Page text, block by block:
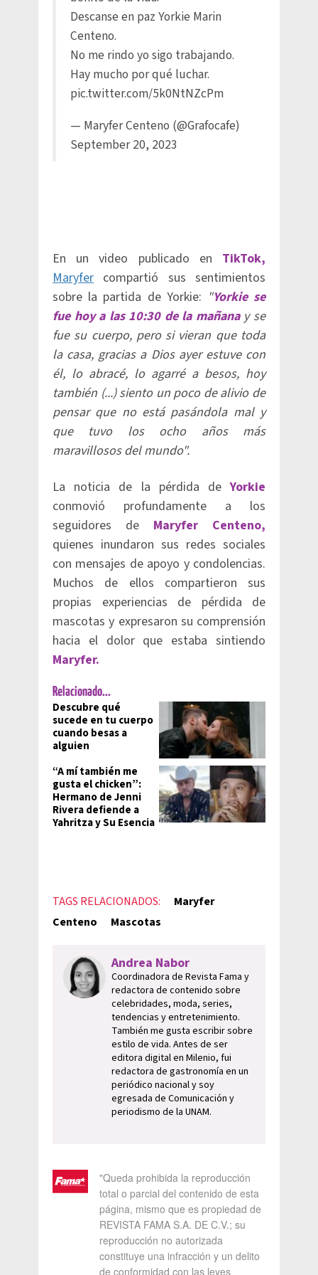
Descanse en paz Yorkie Marin
Centeno.
No me rindo yo sigo trabajando.
Hay mucho por qué luchar.
pic.twitter.com/5k0NtNZcPm
— Maryfer Centeno (@Grafocafe)
September 20, 2023
En un video publicado en TikTok,
Maryfer compartió sus sentimientos
sobre la partida de Yorkie: "Yorkie se
fue hoy a las 10:30 de la mañanay se
fue su cuerpo, pero si vieran que toda
la casa, gracias a Dios ayer estuve con
él, lo abracé, lo agarré a besos, hoy
también (...) siento un poco de alivio de
pensar que no está pasándola mal y
que tuvo los ocho años más
maravillosos del mundo".
La noticia de la pérdida deYorkie
conmovió profundamente a los
seguidores de Maryfer Centeno,
quienes inundaron sus redes sociales
con mensajes de apoyo y condolencias.
Muchos de ellos compartieron sus
propias experiencias de pérdida de
mascotas y expresaron su comprensión
hacia el dolor que estaba sintiendo
Maryfer.
Relacionado...
Descubre qué
sucede en tu cuerpo
cuando besas a
alguien
“A mí también me
gusta el chicken”:
Hermano de Jenni
Rivera defiende a
Yahritza y Su Esencia
TAGS RELACIONADOS:
Maryfer
Centeno
Mascotas
Andrea Nabor
Coordinadora de Revista Fama y
redactora de contenido sobre
celebridades, moda, series,
tendencias y entretenimiento.
También me gusta escribir sobre
estilo de vida. Antes de ser
editora digital en Milenio, fui
redactora de gastronomía en un
periódico nacional y soy
egresada de Comunicación y
periodismo de la UNAM.
"Queda prohibida la reproducción
total o parcial del contenido de esta
página, mismo que es propiedad de
REVISTA FAMA S.A. DE C.V.; su
reproducción no autorizada
constituye una infracción y un delito
de conformidad con las leyes